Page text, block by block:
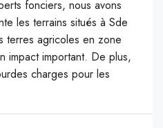
fonciers, nous avons
les terrains situés à Sde
terres agricoles en zone
impact important. De plus,
charges pour les